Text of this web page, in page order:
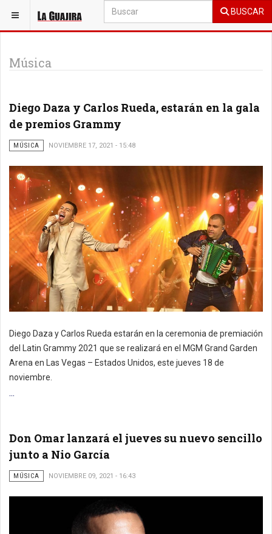
BUSCAR
ESTÁ AQUÍ: SOCIALES
Música
Diego Daza y Carlos Rueda, estarán en la gala
de premios Grammy
MÚSICA NOVIEMBRE 17, 2021 - 15:48
Diego Daza y Carlos Rueda estarán en la ceremonia de premiación
del Latin Grammy 2021 que se realizará en el MGM Grand Garden
Arena en Las Vegas – Estados Unidos, este jueves 18 de
noviembre.
...
Don Omar lanzará el jueves su nuevo sencillo
junto a Nio García
MÚSICA NOVIEMBRE 09, 2021 - 16:43